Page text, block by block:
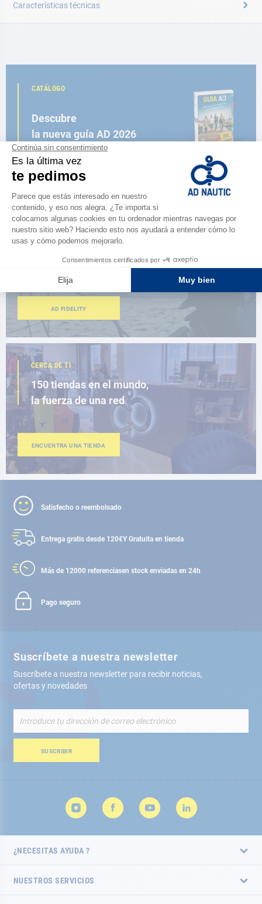
Características técnicas
CATÁLOGO
Descubre
la nueva guía AD 2026
NAVEGAR POR EL CATÁLOGO
ESPACIO FIDELIDAD
¿Eres apasionado?
Benefíciate de ventajas exclusivas
AD FIDELITY
CERCA DE TI
150 tiendas en el mundo,
la fuerza de una red
ENCUENTRA UNA TIENDA
Satisfecho o reembolsado
Entrega gratis desde 120€Y Gratuita en tienda
Más de 12000 referenciasen stock enviadas en 24h
Pago seguro
Suscríbete a nuestra newsletter
Suscríbete a nuestra newsletter para recibir noticias,
ofertas y novedades
nuestro
de
SUSCRIBIR
¿NECESITAS AYUDA ?
NUESTROS SERVICIOS